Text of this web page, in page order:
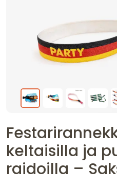
keltaisilla ja
raidoilla –